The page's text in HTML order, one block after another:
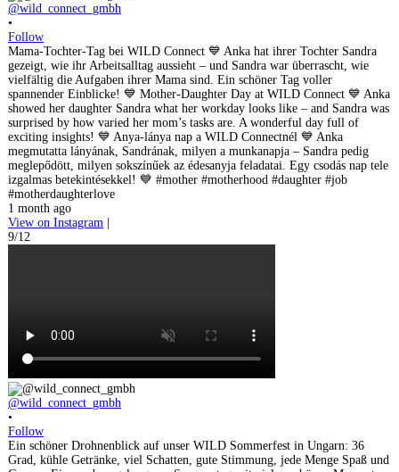
@wild_connect_gmbh
•
Follow
Mama-Tochter-Tag bei WILD Connect 💙 Anka hat ihrer Tochter Sandra
gezeigt, wie ihr Arbeitsalltag aussieht – und Sandra war überrascht, wie
vielfältig die Aufgaben ihrer Mama sind. Ein schöner Tag voller
spannender Einblicke! 💙 Mother-Daughter Day at WILD Connect 💙 Anka
showed her daughter Sandra what her workday looks like – and Sandra was
surprised by how varied her mom’s tasks are. A wonderful day full of
exciting insights! 💙 Anya-lánya nap a WILD Connectnél 💙 Anka
megmutatta lányának, Sandrának, milyen a munkanapja – Sandra pedig
meglepődött, milyen sokszínűek az édesanyja feladatai. Egy csodás nap tele
izgalmas betekintésekkel! 💙 #mother #motherhood #daughter #job
#motherdaughterlove
1 month ago
View on Instagram |
9/12
@wild_connect_gmbh
•
Follow
Ein schöner Drohnenblick auf unser WILD Sommerfest in Ungarn: 36
Grad, kühle Getränke, viel Schatten, gute Stimmung, jede Menge Spaß und